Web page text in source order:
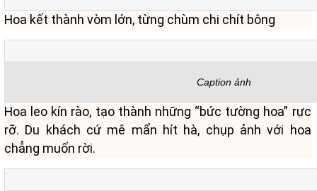
Hoa kết thành vòm lớn, từng chùm chi chít bông
Caption ảnh
Hoa leo kín rào, tạo thành những “bức tường hoa” rực
rỡ. Du khách cứ mê mẩn hít hà, chụp ảnh với hoa
chẳng muốn rời.